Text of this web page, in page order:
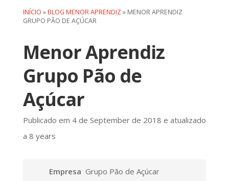
INÍCIO »BLOG MENOR APRENDIZ» MENOR APRENDIZ
GRUPO PÃO DE AÇÚCAR
Menor Aprendiz
Grupo Pão de
Açúcar
Publicado em 4 de September de 2018 e atualizado
a 8 years
Empresa Grupo Pão de Açúcar